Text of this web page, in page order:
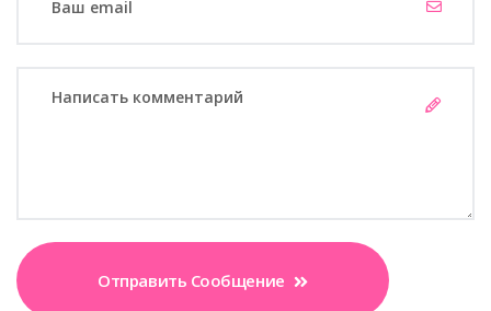
Отправить Сообщение